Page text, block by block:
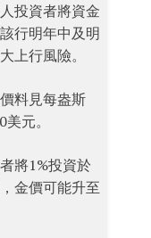
投資者將資金
行明年中及明
上行風險。
料見每盎斯
元。
將1%投資於
金價可能升至